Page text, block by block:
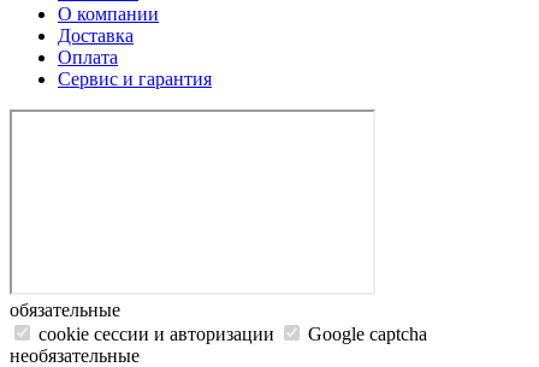
О компании
Доставка
Оплата
Сервис и гарантия
обязательные
cookie сессии и авторизации
Google captcha
необязательные